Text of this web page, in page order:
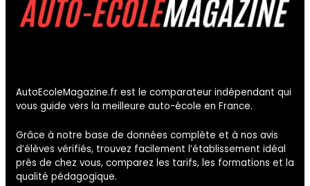
AutoEcoleMagazine.fr est le comparateur indépendant qui
vous guide vers la meilleure auto-école en France.
Grâce à notre base de données complète et à nos avis
d’élèves vérifiés, trouvez facilement l’établissement idéal
près de chez vous, comparez les tarifs, les formations et la
qualité pédagogique.